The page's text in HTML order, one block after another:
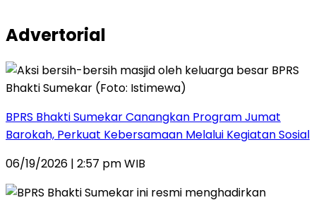
Advertorial
BPRS Bhakti Sumekar Canangkan Program Jumat
Barokah, Perkuat Kebersamaan Melalui Kegiatan Sosial
06/19/2026 | 2:57 pm WIB